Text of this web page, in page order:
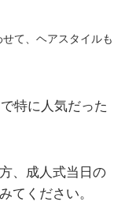
て、ヘアスタイルも
特に人気だった
、成人式当日の
てください。